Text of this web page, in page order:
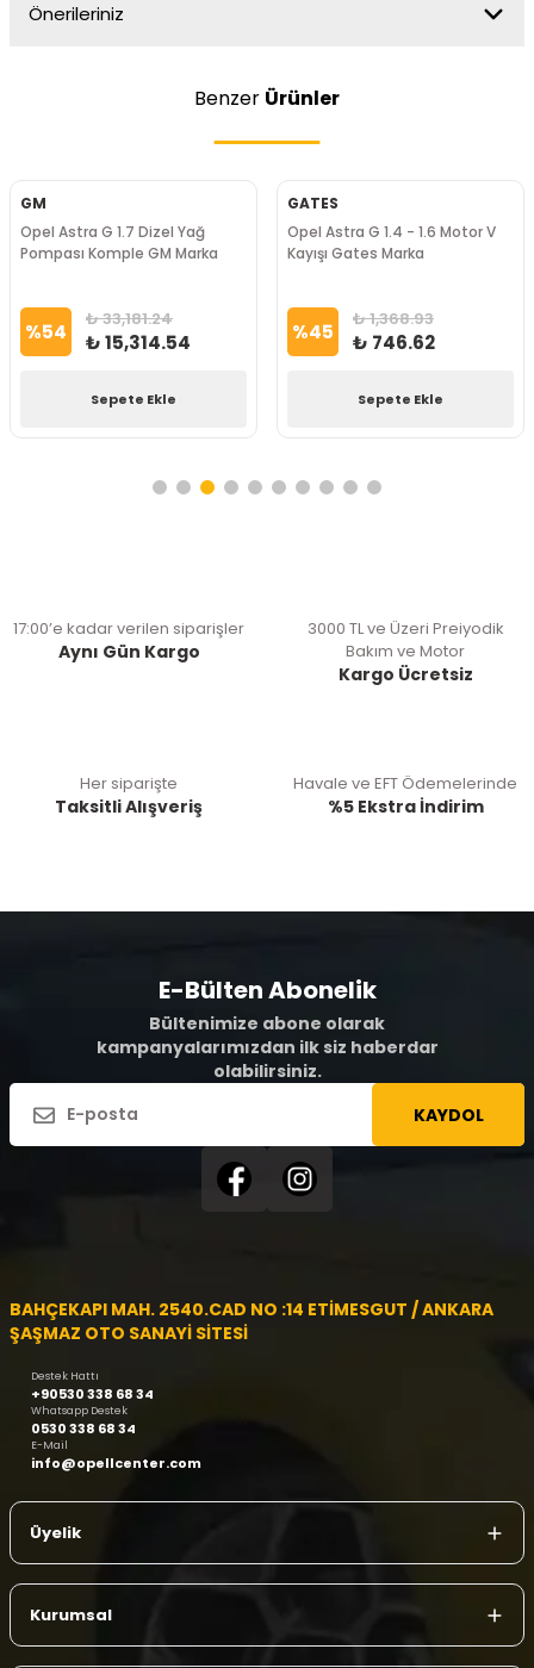
Önerileriniz
Benzer Ürünler
GM
Opel Astra G 1.7 Dizel Yağ
Pompası Komple GM Marka
%54 ₺ 33,181.24
₺ 15,314.54
Sepete Ekle
GATES
Opel Astra G 1.4 - 1.6 Motor V
Kayışı Gates Marka
%45 ₺ 1,368.93
₺ 746.62
Sepete Ekle
17:00’e kadar verilen siparişler
Aynı Gün Kargo
3000 TL ve Üzeri Preiyodik
Bakım ve Motor
Kargo Ücretsiz
Her siparişte
Taksitli Alışveriş
Havale ve EFT Ödemelerinde
%5 Ekstra İndirim
E-Bülten Abonelik
Bültenimize abone olarak
kampanyalarımızdan ilk siz haberdar
olabilirsiniz.
KAYDOL
BAHÇEKAPI MAH. 2540.CAD NO :14 ETİMESGUT / ANKARA
ŞAŞMAZ OTO SANAYİ SİTESİ
Destek Hattı
+90530 338 68 34
Whatsapp Destek
0530 338 68 34
E-Mail
info@opellcenter.com
Üyelik
Kurumsal